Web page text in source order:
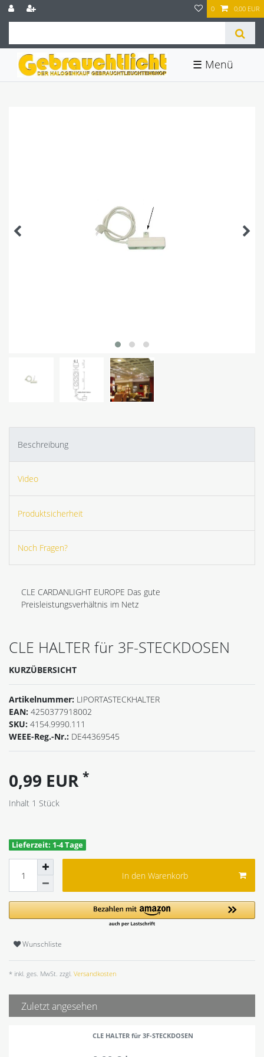
0 0,00 EUR
☰
Beschreibung
Video
Produktsicherheit
Noch Fragen?
CLE CARDANLIGHT EUROPE Das gute
Preisleistungsverhältnis im Netz
CLE HALTER für 3F-STECKDOSEN
KURZÜBERSICHT
Artikelnummer: LIPORTASTECKHALTER
EAN: 4250377918002
SKU: 4154.9990.111
WEEE-Reg.-Nr.: DE44369545
0,99 EUR *
Inhalt 1 Stück
Lieferzeit: 1-4 Tage
In den Warenkorb
Wunschliste
* inkl. ges. MwSt. zzgl. Versandkosten
Zuletzt angesehen
CLE HALTER für 3F-STECKDOSEN